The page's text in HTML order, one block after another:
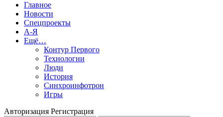
Главное
Новости
Спецпроекты
А-Я
Ещё…
Контур Первого
Технологии
Люди
История
Синхроинфотрон
Игры
Авторизация Регистрация